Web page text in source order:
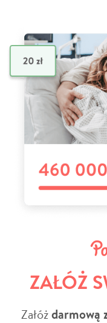
ZAŁÓŻ
Załóżdarmową